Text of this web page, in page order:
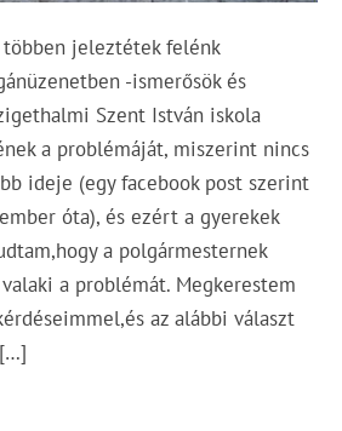
jeleztétek felénk
-ismerősök és
Szent István iskola
a problémáját, miszerint nincs
ideje (egy facebook post szerint
óta), és ezért a gyerekek
a polgármesternek
a problémát. Megkerestem
az alábbi választ